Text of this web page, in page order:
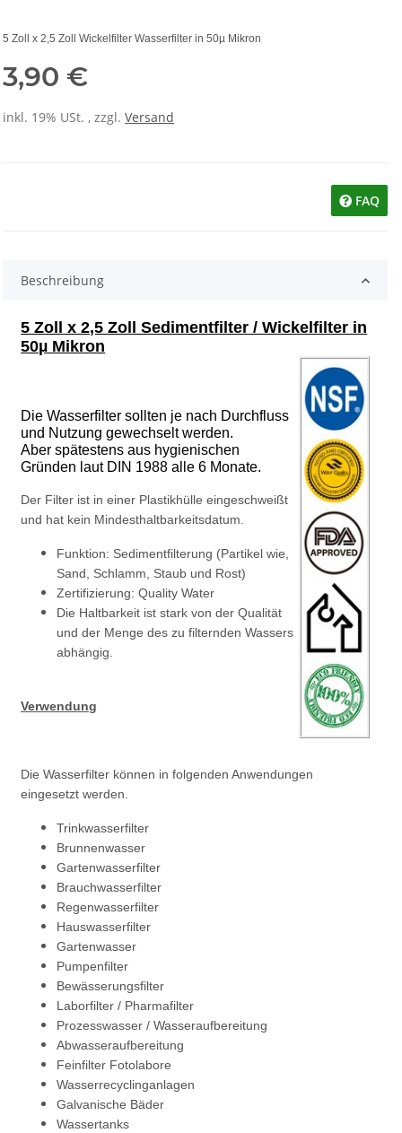
5 Zoll x 2,5 Zoll Wickelfilter Wasserfilter in 50µ Mikron
3,90 €
inkl. 19% USt. , zzgl.Versand
FAQ
Beschreibung
5 Zoll x 2,5 Zoll Sedimentfilter / Wickelfilter in
50µ Mikron
Die Wasserfilter sollten je nach Durchfluss
und Nutzung gewechselt werden.
Aber spätestens aus hygienischen
Gründen laut DIN 1988 alle 6 Monate.
Der Filter ist in einer Plastikhülle eingeschweißt
und hat kein Mindesthaltbarkeitsdatum.
Funktion: Sedimentfilterung (Partikel wie,
Sand, Schlamm, Staub und Rost)
Zertifizierung: Quality Water
Die Haltbarkeit ist stark von der Qualität
und der Menge des zu filternden Wassers
abhängig.
Verwendung
Die Wasserfilter können in folgenden Anwendungen
eingesetzt werden.
Trinkwasserfilter
Brunnenwasser
Gartenwasserfilter
Brauchwasserfilter
Regenwasserfilter
Hauswasserfilter
Gartenwasser
Pumpenfilter
Bewässerungsfilter
Laborfilter / Pharmafilter
Prozesswasser / Wasseraufbereitung
Abwasseraufbereitung
Feinfilter Fotolabore
Wasserrecyclinganlagen
Galvanische Bäder
Wassertanks